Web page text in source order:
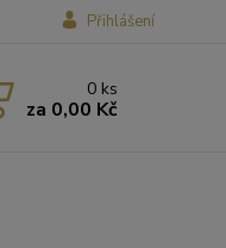
Přihlášení
0 ks
za 0,00 Kč